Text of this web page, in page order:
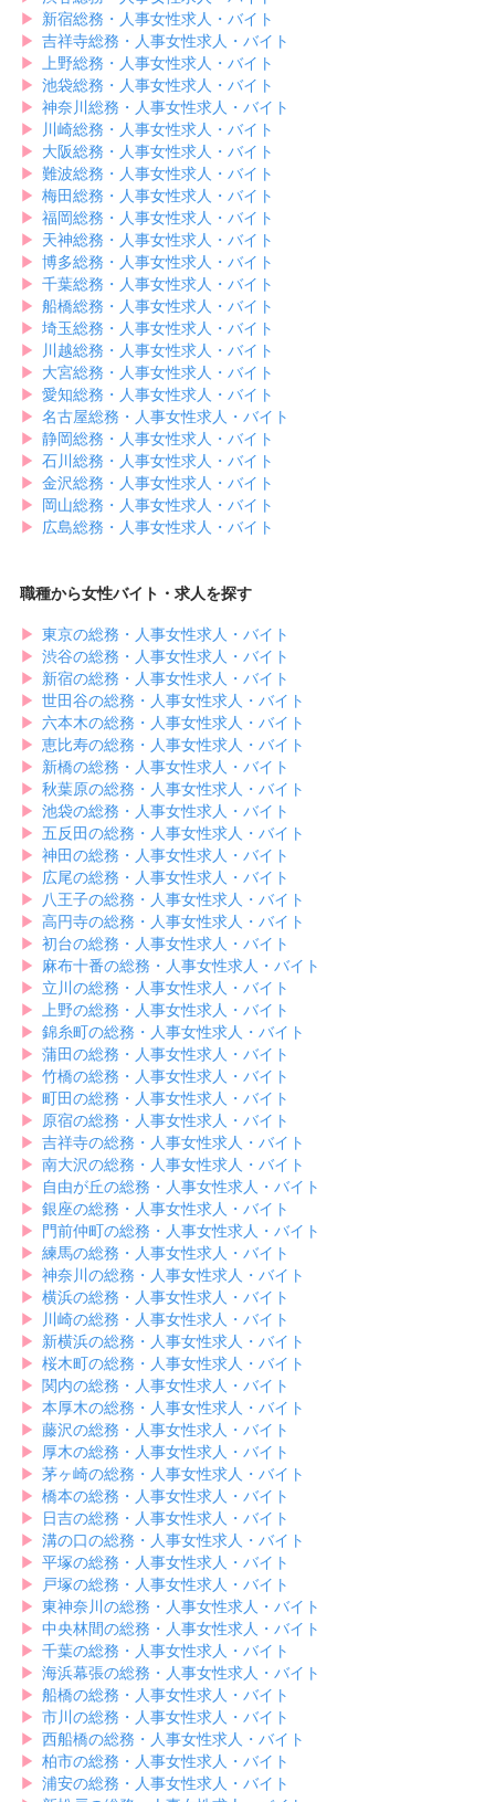
カフェにご来店されるお客様や働くスタッフとの出会いも多く、たくさ
んの刺激を受けながら働ける点も強みです。
このように、柏には魅力的なアルバイト求人が揃っています！気になる
求人があれば、募集を締め切る前に、お早めに応募してみてください
ね。
▶︎ 新宿総務・人事女性求人・バイト
▶︎ 吉祥寺総務・人事女性求人・バイト
▶︎ 上野総務・人事女性求人・バイト
▶︎ 池袋総務・人事女性求人・バイト
▶︎ 神奈川総務・人事女性求人・バイト
▶︎ 川崎総務・人事女性求人・バイト
▶︎ 大阪総務・人事女性求人・バイト
▶︎ 難波総務・人事女性求人・バイト
▶︎ 梅田総務・人事女性求人・バイト
▶︎ 福岡総務・人事女性求人・バイト
▶︎ 天神総務・人事女性求人・バイト
▶︎ 博多総務・人事女性求人・バイト
▶︎ 千葉総務・人事女性求人・バイト
▶︎ 船橋総務・人事女性求人・バイト
▶︎ 埼玉総務・人事女性求人・バイト
▶︎ 川越総務・人事女性求人・バイト
▶︎ 大宮総務・人事女性求人・バイト
▶︎ 愛知総務・人事女性求人・バイト
▶︎ 名古屋総務・人事女性求人・バイト
▶︎ 静岡総務・人事女性求人・バイト
▶︎ 石川総務・人事女性求人・バイト
▶︎ 金沢総務・人事女性求人・バイト
▶︎ 岡山総務・人事女性求人・バイト
▶︎ 広島総務・人事女性求人・バイト
職種から女性バイト・求人を探す
▶︎ 東京の総務・人事女性求人・バイト
▶︎ 渋谷の総務・人事女性求人・バイト
▶︎ 新宿の総務・人事女性求人・バイト
▶︎ 世田谷の総務・人事女性求人・バイト
▶︎ 六本木の総務・人事女性求人・バイト
▶︎ 恵比寿の総務・人事女性求人・バイト
▶︎ 新橋の総務・人事女性求人・バイト
▶︎ 秋葉原の総務・人事女性求人・バイト
▶︎ 池袋の総務・人事女性求人・バイト
▶︎ 五反田の総務・人事女性求人・バイト
▶︎ 神田の総務・人事女性求人・バイト
▶︎ 広尾の総務・人事女性求人・バイト
▶︎ 八王子の総務・人事女性求人・バイト
▶︎ 高円寺の総務・人事女性求人・バイト
▶︎ 初台の総務・人事女性求人・バイト
▶︎ 麻布十番の総務・人事女性求人・バイト
▶︎ 立川の総務・人事女性求人・バイト
▶︎ 上野の総務・人事女性求人・バイト
▶︎ 錦糸町の総務・人事女性求人・バイト
▶︎ 蒲田の総務・人事女性求人・バイト
▶︎ 竹橋の総務・人事女性求人・バイト
▶︎ 町田の総務・人事女性求人・バイト
▶︎ 原宿の総務・人事女性求人・バイト
▶︎ 吉祥寺の総務・人事女性求人・バイト
▶︎ 南大沢の総務・人事女性求人・バイト
▶︎ 自由が丘の総務・人事女性求人・バイト
▶︎ 銀座の総務・人事女性求人・バイト
▶︎ 門前仲町の総務・人事女性求人・バイト
▶︎ 練馬の総務・人事女性求人・バイト
▶︎ 神奈川の総務・人事女性求人・バイト
▶︎ 横浜の総務・人事女性求人・バイト
▶︎ 川崎の総務・人事女性求人・バイト
▶︎ 新横浜の総務・人事女性求人・バイト
▶︎ 桜木町の総務・人事女性求人・バイト
▶︎ 関内の総務・人事女性求人・バイト
▶︎ 本厚木の総務・人事女性求人・バイト
▶︎ 藤沢の総務・人事女性求人・バイト
▶︎ 厚木の総務・人事女性求人・バイト
▶︎ 茅ヶ崎の総務・人事女性求人・バイト
▶︎ 橋本の総務・人事女性求人・バイト
▶︎ 日吉の総務・人事女性求人・バイト
▶︎ 溝の口の総務・人事女性求人・バイト
▶︎ 平塚の総務・人事女性求人・バイト
▶︎ 戸塚の総務・人事女性求人・バイト
▶︎ 東神奈川の総務・人事女性求人・バイト
▶︎ 中央林間の総務・人事女性求人・バイト
▶︎ 千葉の総務・人事女性求人・バイト
▶︎ 海浜幕張の総務・人事女性求人・バイト
▶︎ 船橋の総務・人事女性求人・バイト
▶︎ 市川の総務・人事女性求人・バイト
▶︎ 西船橋の総務・人事女性求人・バイト
▶︎ 柏市の総務・人事女性求人・バイト
▶︎ 浦安の総務・人事女性求人・バイト